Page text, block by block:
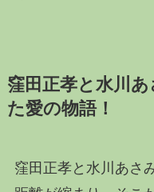
窪田正孝と水川
た愛の物語！
窪田正孝と水川あさ